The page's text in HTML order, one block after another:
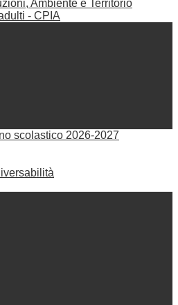
Ambiente e Territorio
- CPIA
scolastico 2026-2027